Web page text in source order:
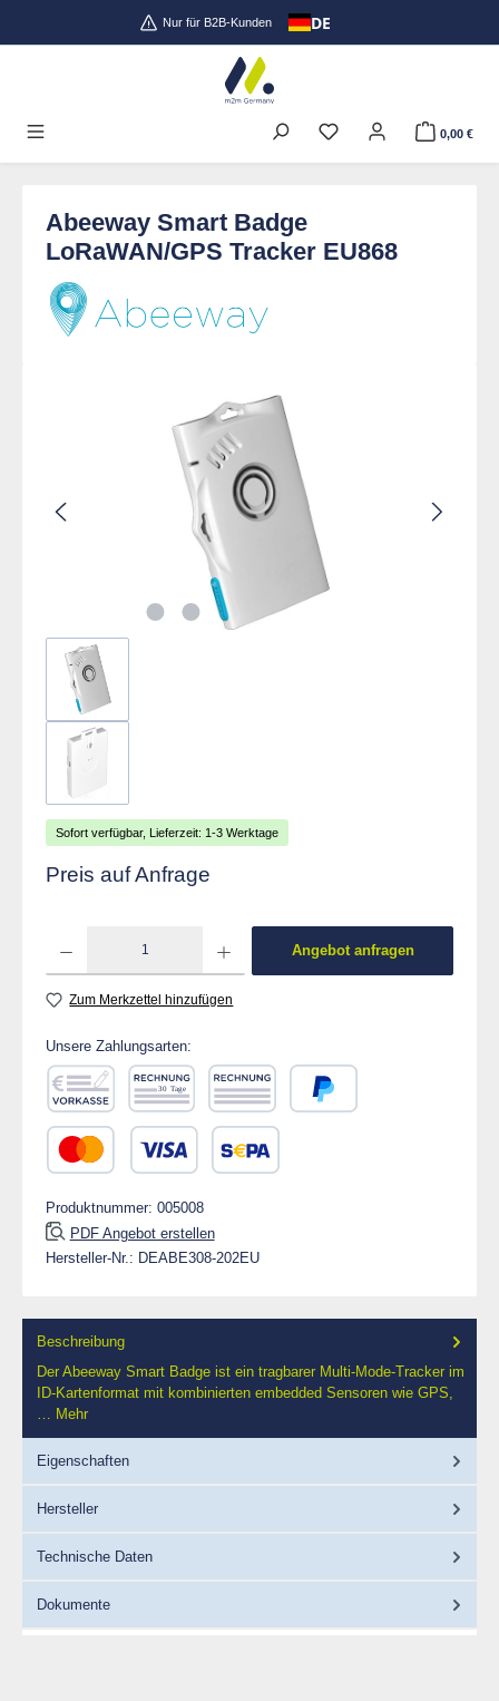
Zum Hauptinhalt springenNur für B2B-Kunden DE
0,00 €
Abeeway Smart Badge
LoRaWAN/GPS Tracker EU868
Sofort verfügbar, Lieferzeit: 1-3 Werktage
Preis auf Anfrage
Angebot anfragen
Zum Merkzettel hinzufügen
Unsere Zahlungsarten:
Vorkasse Rechnung 30 Tage
Rechnung
Produktnummer: 005008
PDF Angebot erstellen
Hersteller-Nr.: DEABE308-202EU
Beschreibung
Der Abeeway Smart Badge ist ein tragbarer Multi-Mode-Tracker im
ID-Kartenformat mit kombinierten embedded Sensoren wie GPS,
Mehr
Eigenschaften
Hersteller
Technische Daten
Dokumente